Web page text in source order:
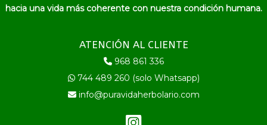
hacia una vida más coherente con nuestra condición humana.
ATENCIÓN AL CLIENTE
968 861 336
744 489 260 (solo Whatsapp)
info@puravidaherbolario.com